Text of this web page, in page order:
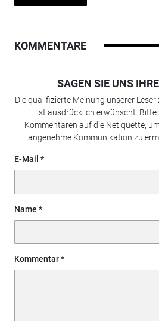
KOMMENTARE
SAGEN SIE UNS
Die qualifizierte Meinung unserer
ist ausdrücklich erwünscht. Bitte
Kommentaren auf die Netiquette,
angenehme Kommunikation zu
E-Mail
Name
Kommentar